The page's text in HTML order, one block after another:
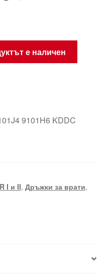
е наличен
9101H6 KDDC
I и II, Дръжки за врати,